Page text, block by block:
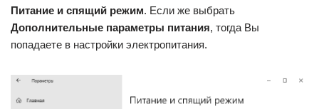
Питание и спящий режим. Если же выбрать
Дополнительные параметры питания, тогда Вы
попадаете в настройки электропитания.